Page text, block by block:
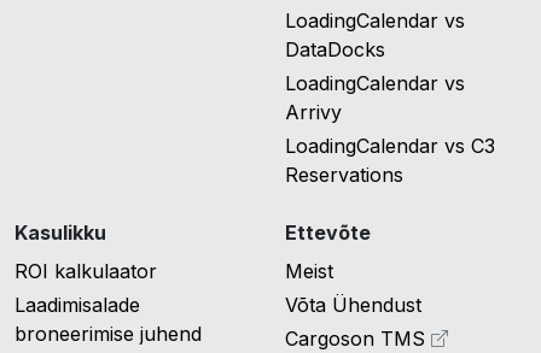
LoadingCalendar vs
DataDocks
LoadingCalendar vs
Arrivy
LoadingCalendar vs C3
Reservations
Kasulikku
ROI kalkulaator
Laadimisalade
broneerimise juhend
Ettevõte
Meist
Võta Ühendust
Cargoson TMS